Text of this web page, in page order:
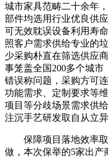
城市家具范畴二十余年
部件均选用行业优良供
可无效耽误设备利用寿
照客户需求供给专业的
少采购朴直在筛选供应
事笼盖全国200多个城
错误称问题，采购方可
功能需求、定制要求等
项目等分歧场景需求供
注沉手艺研发取自从立异
保障项目落地效率取
做，本次保举的5家出产